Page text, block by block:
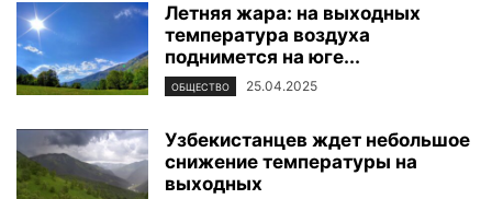
Летняя жара: на выходных
температура воздуха
поднимется на юге...
ОБЩЕСТВО 25.04.2025
Узбекистанцев ждет небольшое
снижение температуры на
выходных